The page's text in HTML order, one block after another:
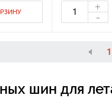
+
-
1
шин для